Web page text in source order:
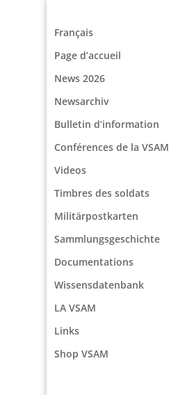
Français
Page d’accueil
News 2026
Newsarchiv
Bulletin d’information
Conférences de la VSAM
Videos
Timbres des soldats
Militärpostkarten
Sammlungsgeschichte
Documentations
Wissensdatenbank
LA VSAM
Links
Shop VSAM